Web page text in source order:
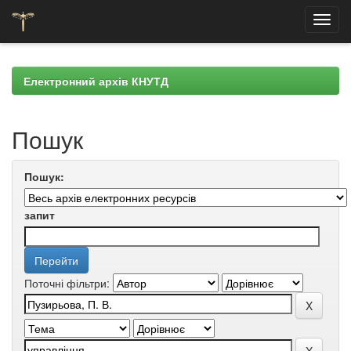
navigationЕлектронний архів КНУТД
Пошук
Пошук:
запит
Поточні фільтри: